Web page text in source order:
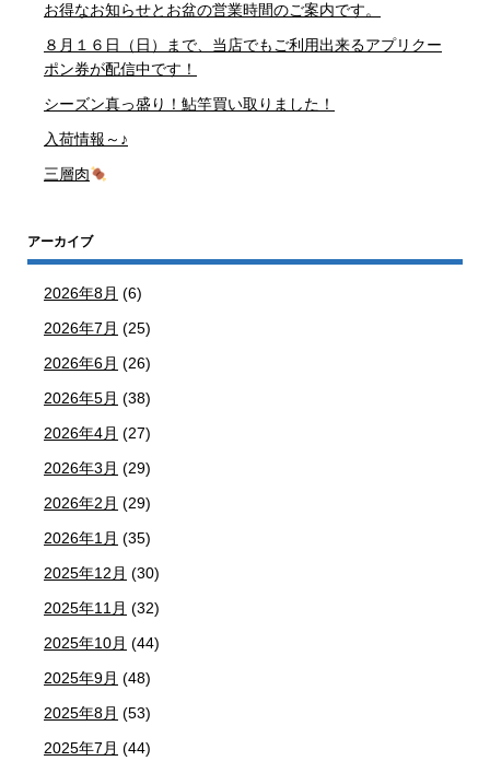
お得なお知らせとお盆の営業時間のご案内です。
８月１６日（日）まで、当店でもご利用出来るアプリクー
ポン券が配信中です！
シーズン真っ盛り！鮎竿買い取りました！
入荷情報～♪
三層肉
アーカイブ
2026年8月 (6)
2026年7月 (25)
2026年6月 (26)
2026年5月 (38)
2026年4月 (27)
2026年3月 (29)
2026年2月 (29)
2026年1月 (35)
2025年12月 (30)
2025年11月 (32)
2025年10月 (44)
2025年9月 (48)
2025年8月 (53)
2025年7月 (44)